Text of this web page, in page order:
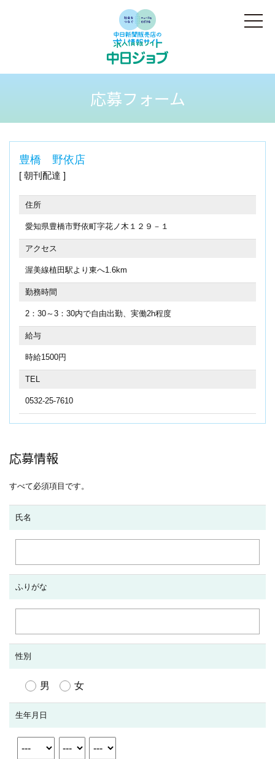
応募フォーム
豊橋 野依店
朝刊配達
住所
愛知県豊橋市野依町字花ノ木１２９－１
アクセス
渥美線植田駅より東へ1.6km
勤務時間
2：30～3：30内で自由出勤、実働2h程度
給与
時給1500円
TEL
0532-25-7610
応募情報
すべて必須項目です。
氏名
ふりがな
性別
男 女
生年月日